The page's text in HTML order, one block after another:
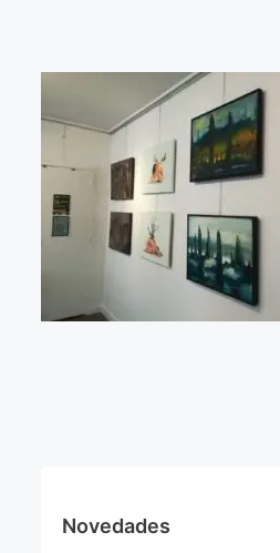
Visitas a los ateliers o talleres
Presse
Qué dicen de nosotros?
Aviso legal
Política de cookies
Expositions
¡VIVE Molière! Un hommage
Molière 2022
Novedades